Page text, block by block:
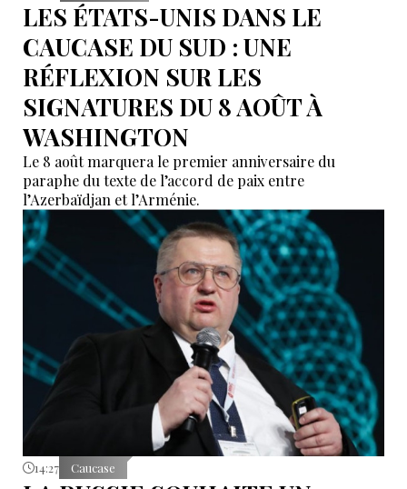
LES ÉTATS-UNIS DANS LE
CAUCASE DU SUD : UNE
RÉFLEXION SUR LES
SIGNATURES DU 8 AOÛT À
WASHINGTON
Le 8 août marquera le premier anniversaire du
paraphe du texte de l’accord de paix entre
l’Azerbaïdjan et l’Arménie.
14:27 Caucase